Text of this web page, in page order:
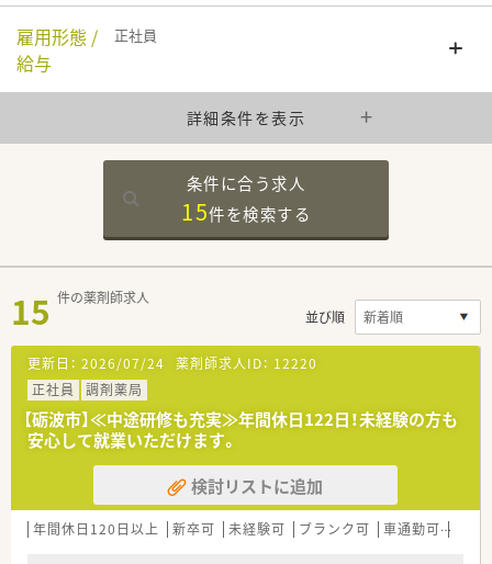
雇用形態 /
給与
正社員
詳細条件を表示
条件に合う求人
15件を検索する
15 件の薬剤師求人
並び順
更新日： 2026/07/24 薬剤師求人ID： 12220
正社員
調剤薬局
【砺波市】≪中途研修も充実≫年間休日122日！未経験の方も
安心して就業いただけます。
検討リストに追加
年間休日120日以上 新卒可 未経験可 ブランク可 車通勤可